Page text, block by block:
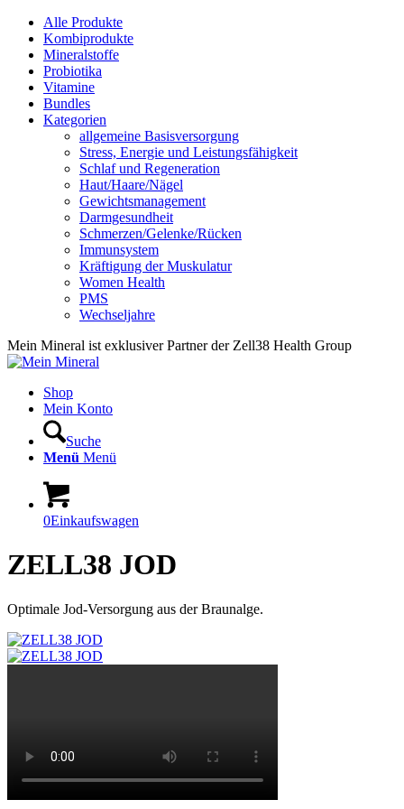
Alle Produkte
Kombiprodukte
Mineralstoffe
Probiotika
Vitamine
Bundles
Kategorien
allgemeine Basisversorgung
Stress, Energie und Leistungsfähigkeit
Schlaf und Regeneration
Haut/Haare/Nägel
Gewichtsmanagement
Darmgesundheit
Schmerzen/Gelenke/Rücken
Immunsystem
Kräftigung der Muskulatur
Women Health
PMS
Wechseljahre
Mein Mineral ist exklusiver Partner der Zell38 Health Group
Shop
Mein Konto
Suche
Menü Menü
0Einkaufswagen
ZELL38 JOD
Optimale Jod-Versorgung aus der Braunalge.